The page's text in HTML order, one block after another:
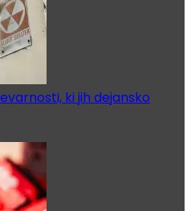
ki jih dejansko